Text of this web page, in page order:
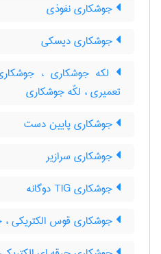
جوشکاری نفوذی
جوشکاری دیسکی
لکه جوشکاری ،
تعمیری ، لکّه جوشکاری
جوشکاری پایین دست
جوشکاری سرازیر
جوشکاری TIG دوگانه
جوشکاری قوس الکتریکی